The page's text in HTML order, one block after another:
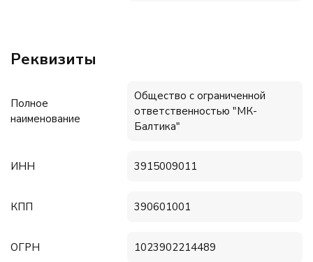
Реквизиты
Полное
наименование
Общество с ограниченной
ответственностью "МК-
Балтика"
ИНН 3915009011
КПП 390601001
ОГРН 1023902214489